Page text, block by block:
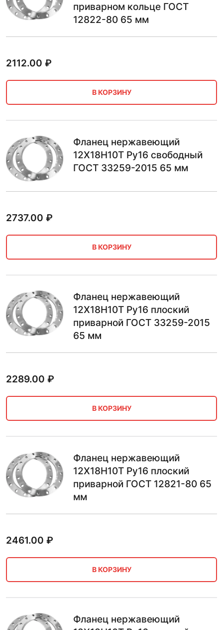
приварном кольце ГОСТ
12822-80 65 мм
2112.00 ₽
В КОРЗИНУ
Фланец нержавеющий
12Х18Н10Т Ру16 свободный
ГОСТ 33259-2015 65 мм
2737.00 ₽
В КОРЗИНУ
Фланец нержавеющий
12Х18Н10Т Ру16 плоский
приварной ГОСТ 33259-2015
65 мм
2289.00 ₽
В КОРЗИНУ
Фланец нержавеющий
12Х18Н10Т Ру16 плоский
приварной ГОСТ 12821-80 65
мм
2461.00 ₽
В КОРЗИНУ
Фланец нержавеющий